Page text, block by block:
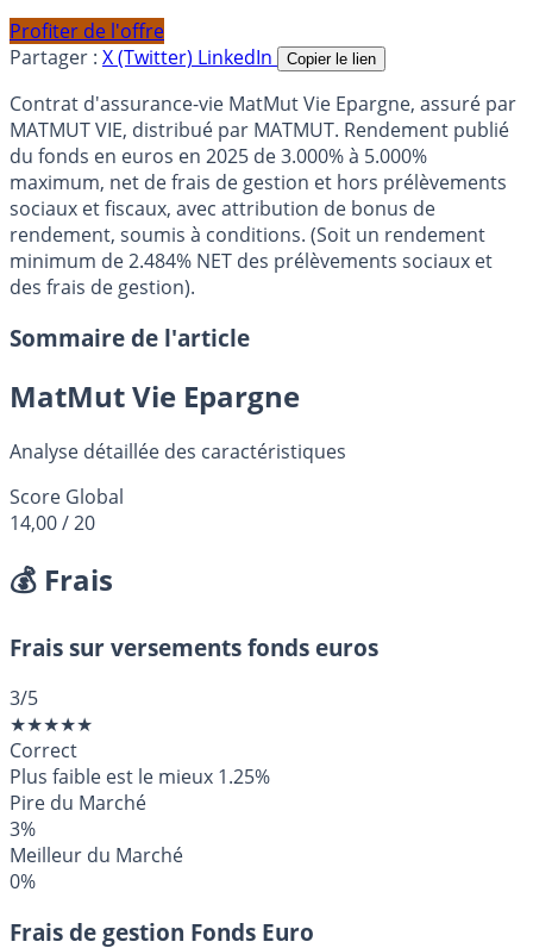
Profiter de l'offre
Partager : X (Twitter) LinkedIn Copier le lien
Contrat d'assurance-vie MatMut Vie Epargne, assuré par
MATMUT VIE, distribué par MATMUT. Rendement publié
du fonds en euros en 2025 de 3.000% à 5.000%
maximum, net de frais de gestion et hors prélèvements
sociaux et fiscaux, avec attribution de bonus de
rendement, soumis à conditions. (Soit un rendement
minimum de 2.484% NET des prélèvements sociaux et
des frais de gestion).
Sommaire de l'article
MatMut Vie Epargne
Analyse détaillée des caractéristiques
Score Global
14,00/ 20
💰 Frais
Frais sur versements fonds euros
3/5
★★★★★
Correct
Plus faible est le mieux 1.25%
Pire du Marché
3%
Meilleur du Marché
0%
Frais de gestion Fonds Euro